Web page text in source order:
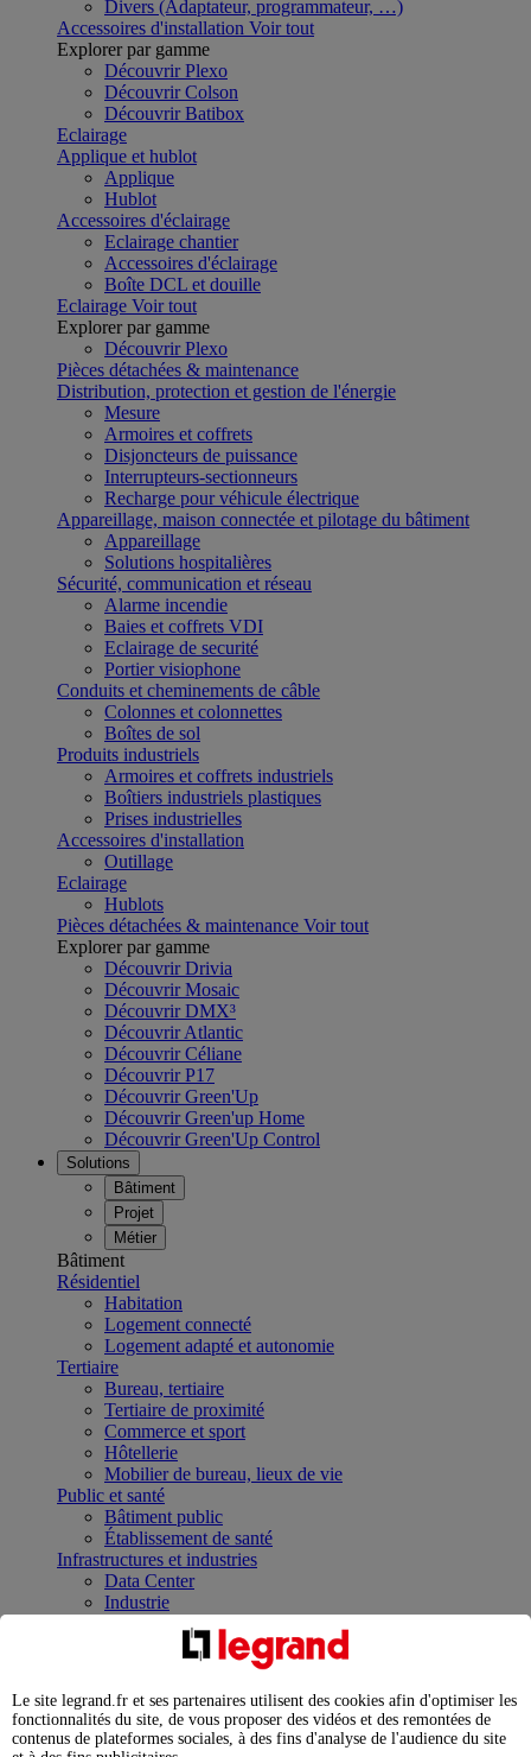
Divers (Adaptateur, programmateur, …)
Accessoires d'installation Voir tout
Explorer par gamme
Découvrir Plexo
Découvrir Colson
Découvrir Batibox
Eclairage
Applique et hublot
Applique
Hublot
Accessoires d'éclairage
Eclairage chantier
Accessoires d'éclairage
Boîte DCL et douille
Eclairage Voir tout
Explorer par gamme
Découvrir Plexo
Pièces détachées & maintenance
Distribution, protection et gestion de l'énergie
Mesure
Armoires et coffrets
Disjoncteurs de puissance
Interrupteurs-sectionneurs
Recharge pour véhicule électrique
Appareillage, maison connectée et pilotage du bâtiment
Appareillage
Solutions hospitalières
Sécurité, communication et réseau
Alarme incendie
Baies et coffrets VDI
Eclairage de securité
Portier visiophone
Conduits et cheminements de câble
Colonnes et colonnettes
Boîtes de sol
Produits industriels
Armoires et coffrets industriels
Boîtiers industriels plastiques
Prises industrielles
Accessoires d'installation
Outillage
Eclairage
Hublots
Pièces détachées & maintenance Voir tout
Explorer par gamme
Découvrir Drivia
Découvrir Mosaic
Découvrir DMX³
Découvrir Atlantic
Découvrir Céliane
Découvrir P17
Découvrir Green'Up
Découvrir Green'up Home
Découvrir Green'Up Control
Solutions
Bâtiment
Projet
Métier
Bâtiment
Résidentiel
Habitation
Logement connecté
Logement adapté et autonomie
Tertiaire
Bureau, tertiaire
Tertiaire de proximité
Commerce et sport
Hôtellerie
Mobilier de bureau, lieux de vie
Public et santé
Bâtiment public
Établissement de santé
Infrastructures et industries
Data Center
Industrie
Infrastructures
Contrôler et planifier le fonctionnement des appareils
Répartir et optimiser son tableau électrique
Legrand Data Center Solutions : concentrer les
expertises au service de vos performances
Le site legrand.fr et ses partenaires utilisent des cookies afin d'optimiser les
fonctionnalités du site, de vous proposer des vidéos et des remontées de
contenus de plateformes sociales, à des fins d'analyse de l'audience du site